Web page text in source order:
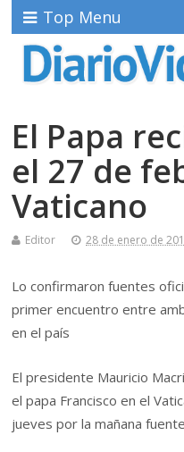
Top Menu
El Papa
el 27 de
Vaticano
Editor 28 de enero de
Lo confirmaron fuentes
primer encuentro entre
en el país
El presidente Mauricio
el papa Francisco en el
jueves por la mañana